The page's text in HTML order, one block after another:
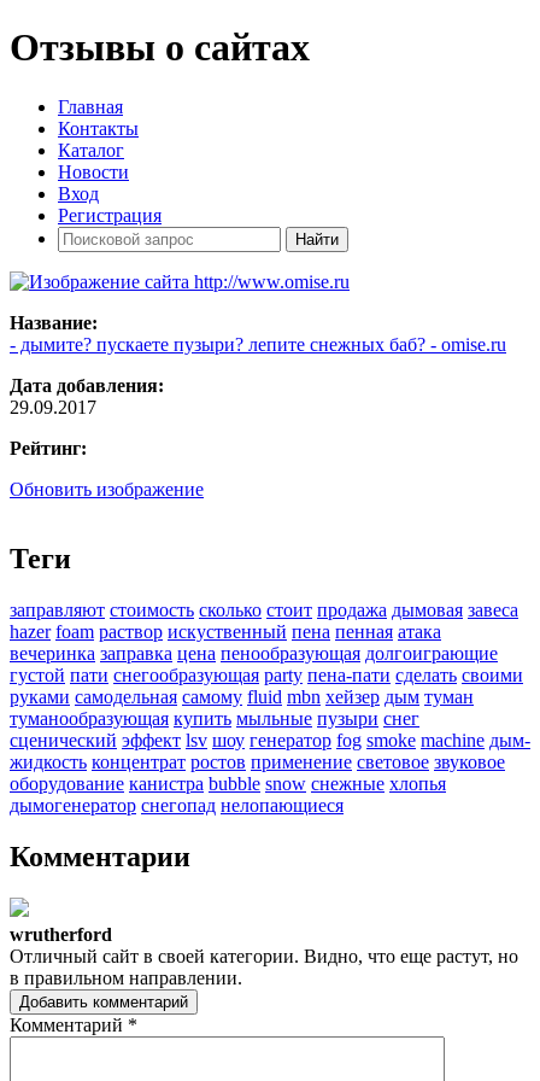
Отзывы о сайтах
Главная
Контакты
Каталог
Новости
Вход
Регистрация
Название:
- дымите? пускаете пузыри? лепите снежных баб? - omise.ru
Дата добавления:
29.09.2017
Рейтинг:
Обновить изображение
Теги
заправляют стоимость сколько стоит продажа дымовая завеса
hazer foam раствор искуственный пена пенная атака
вечеринка заправка цена пенообразующая долгоиграющие
густой пати снегообразующая party пена-пати сделать своими
руками самодельная самому fluid mbn хейзер дым туман
туманообразующая купить мыльные пузыри снег
сценический эффект lsv шоу генератор fog smoke machine дым-
жидкость концентрат ростов применение световое звуковое
оборудование канистра bubble snow снежные хлопья
дымогенератор снегопад нелопающиеся
Комментарии
wrutherford
Отличный сайт в своей категории. Видно, что еще растут, но
в правильном направлении.
Добавить комментарий
Комментарий *